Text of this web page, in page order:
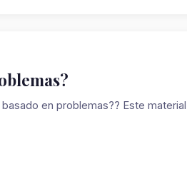
en problemas?? Este